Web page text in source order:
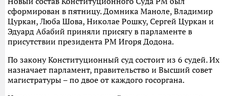
сформирован в пятницу. Домника Маноле, Владимир
Цуркан, Люба Шова, Николае Рошку, Сергей Цуркан и
Эдуард Абабий приняли присягу в парламенте в
присутствии президента РМ Игоря Додона.
По закону Конституционный суд состоит из 6 судей. Их
назначает парламент, правительство и Высший совет
магистратуры – по двое от каждого госоргана.